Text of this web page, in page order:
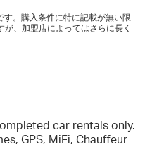
。購入条件に特に記載が無い限
が、加盟店によってはさらに長く
car rentals only.
GPS, MiFi, Chauffeur